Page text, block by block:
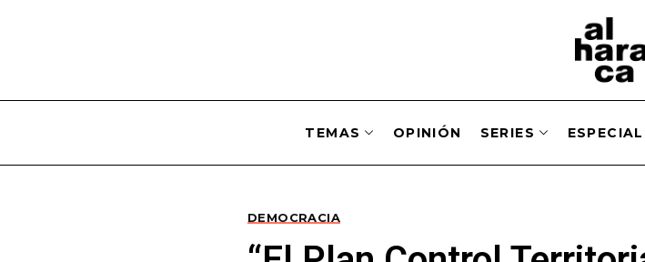
TEMAS OPINIÓN SERIES
DEMOCRACIA